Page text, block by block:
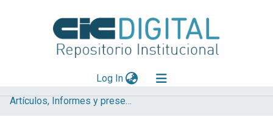
Log In(current)
Explorar
Artículos, Informes y presentaciones en Congresos (UNLP)